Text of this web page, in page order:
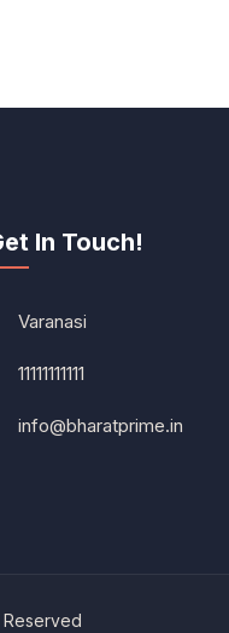
In Touch!
Varanasi
11111111111
info@bharatprime.in